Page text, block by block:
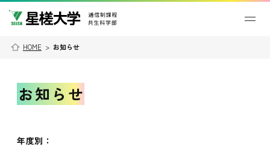
HOME > お知らせ
お知らせ
年度別 ：